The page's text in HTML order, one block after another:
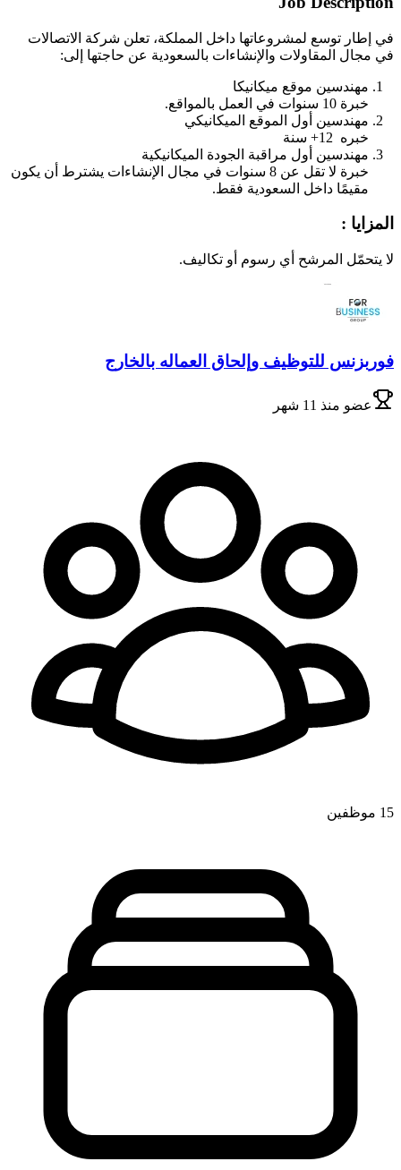
في إطار توسع لمشروعاتها داخل المملكة، تعلن شركة الاتصالات
في مجال المقاولات والإنشاءات بالسعودية عن حاجتها إلى:
مهندسين موقع ميكانيكا
خبرة 10 سنوات في العمل بالمواقع.
مهندسين أول الموقع الميكانيكي
خبره 12+ سنة
مهندسين أول مراقبة الجودة الميكانيكية
خبرة لا تقل عن 8 سنوات في مجال الإنشاءات يشترط أن يكون
مقيمًا داخل السعودية فقط.
المزايا :
لا يتحمّل المرشح أي رسوم أو تكاليف.
فوربزنس للتوظيف وإلحاق العماله بالخارج
عضو منذ 11 شهر
15 موظفين